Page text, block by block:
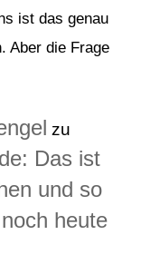
ist das genau
Aber die Frage
zu
Das ist
und so
heute